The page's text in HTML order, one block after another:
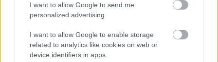
I want to allow Google to send me
personalized advertising.
I want to allow Google to enable storage
related to analytics like cookies on web or
device identifiers in apps.
készítsenek, megkönnyítve ezzel a hatékony működést. Az
itt létrejövő site-ok között most versenyt hirdettek. Lássuk!